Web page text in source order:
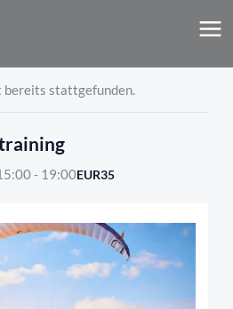
bereits stattgefunden.
- 19:00EUR35